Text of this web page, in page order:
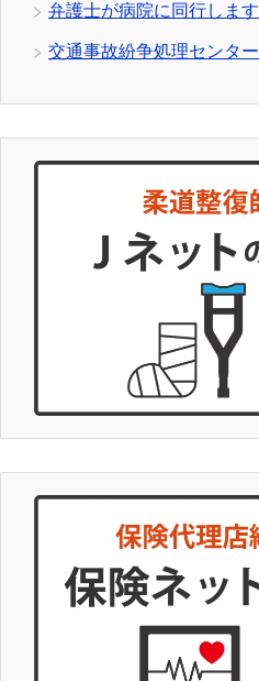
弁護士が病院に同行します
交通事故紛争処理センター